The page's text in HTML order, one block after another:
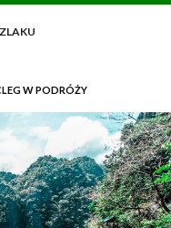
W PODRÓŻY